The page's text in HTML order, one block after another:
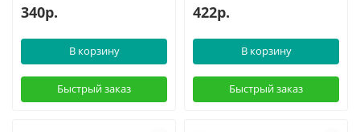
340р.
В корзину
Быстрый заказ
422р.
В корзину
Быстрый заказ